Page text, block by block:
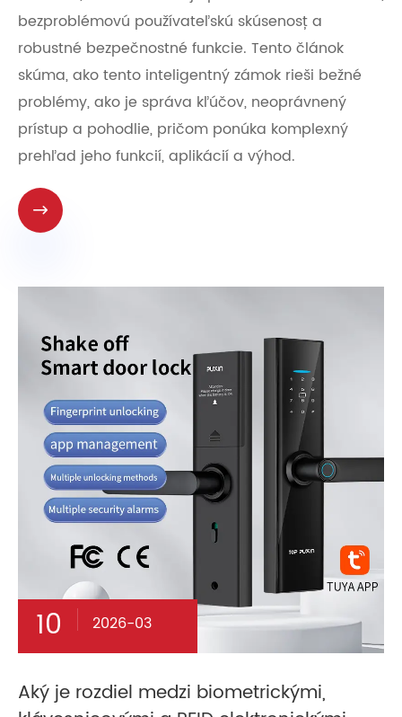
bezproblémovú používateľskú skúsenosť a
robustné bezpečnostné funkcie. Tento článok
skúma, ako tento inteligentný zámok rieši bežné
problémy, ako je správa kľúčov, neoprávnený
prístup a pohodlie, pričom ponúka komplexný
prehľad jeho funkcií, aplikácií a výhod.

10 2026-03
Aký je rozdiel medzi biometrickými,